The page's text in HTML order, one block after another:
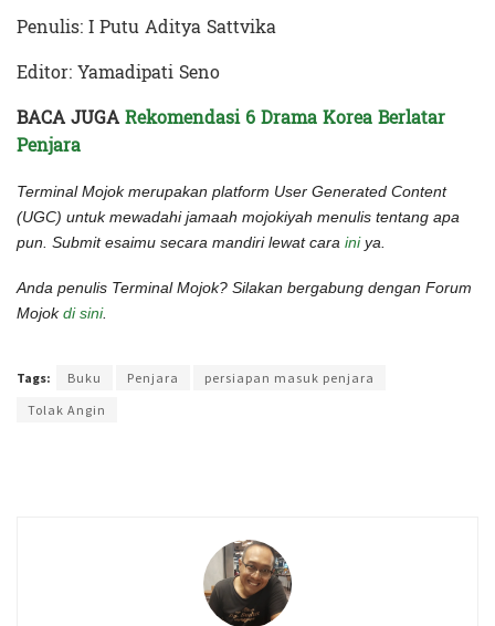
Penulis: I Putu Aditya Sattvika
Editor: Yamadipati Seno
BACA JUGARekomendasi 6 Drama Korea Berlatar
Penjara
Terminal Mojok merupakan platform User Generated Content
(UGC) untuk mewadahi jamaah mojokiyah menulis tentang apa
pun. Submit esaimu secara mandiri lewat cara iniya.
Anda penulis Terminal Mojok? Silakan bergabung dengan Forum
Mojokdi sini.
Tags: Buku Penjara
persiapan masuk penjara
Tolak Angin